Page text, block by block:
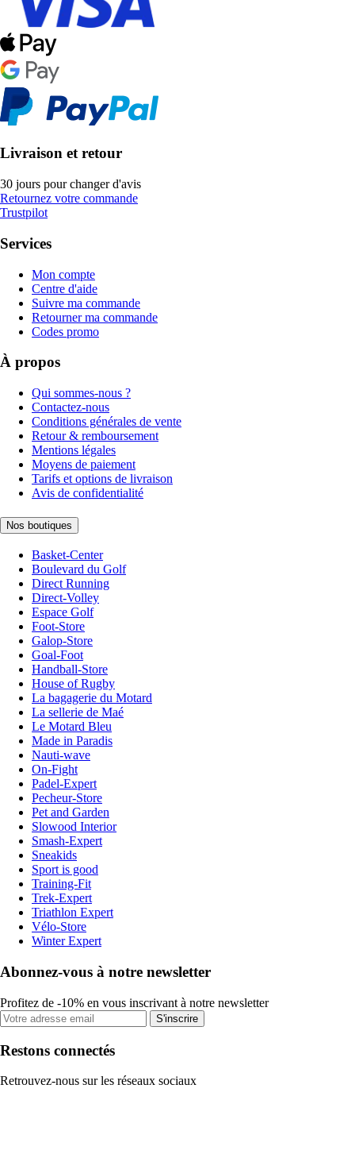
Livraison et retour
30 jours pour changer d'avis
Retournez votre commande
Trustpilot
Services
Mon compte
Centre d'aide
Suivre ma commande
Retourner ma commande
Codes promo
À propos
Qui sommes-nous ?
Contactez-nous
Conditions générales de vente
Retour & remboursement
Mentions légales
Moyens de paiement
Tarifs et options de livraison
Avis de confidentialité
Nos boutiques
Basket-Center
Boulevard du Golf
Direct Running
Direct-Volley
Espace Golf
Foot-Store
Galop-Store
Goal-Foot
Handball-Store
House of Rugby
La bagagerie du Motard
La sellerie de Maé
Le Motard Bleu
Made in Paradis
Nauti-wave
On-Fight
Padel-Expert
Pecheur-Store
Pet and Garden
Slowood Interior
Smash-Expert
Sneakids
Sport is good
Training-Fit
Trek-Expert
Triathlon Expert
Vélo-Store
Winter Expert
Abonnez-vous à notre newsletter
Profitez de -10% en vous inscrivant à notre newsletter
S'inscrire
Restons connectés
Retrouvez-nous sur les réseaux sociaux